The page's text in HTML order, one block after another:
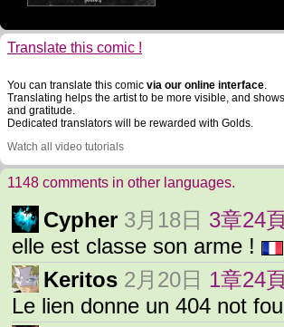
Translate this comic !
You can translate this comic via our online interface.
Translating helps the artist to be more visible, and
and gratitude.
Dedicated translators will be rewarded with Golds.
Watch all video tutorials
1148 comments in other languages.
Cypher 3月18日 3章24
elle est classe son arme !
Keritos 2月20日 1章24
Le lien donne un 404 not